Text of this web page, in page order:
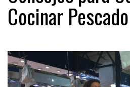
Cocinar